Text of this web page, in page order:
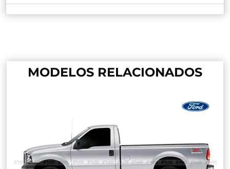
MODELOS RELACIONADOS